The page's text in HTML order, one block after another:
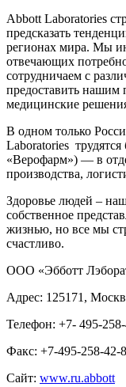
Abbott Laboratories
предсказать
регионах мира. Мы
отвечающих
сотрудничаем с
предоставить нашим
медицинские
В одном только
Laboratories
«Верофарм») — в
производства,
Здоровье людей –
собственное
жизнью, но все мы
счастливо.
ООО «Эбботт
Адрес: 125171,
Телефон: +7- 495-
Факс: +7-495-258-42-
Сайт: www.ru.abbott